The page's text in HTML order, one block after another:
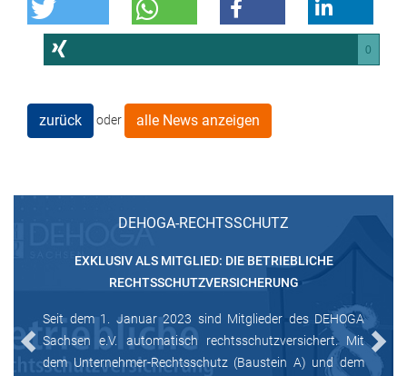
0
zurück oder alle News anzeigen
DEHOGA-RECHTSSCHUTZ
EXKLUSIV ALS MITGLIED: DIE BETRIEBLICHE
RECHTSSCHUTZVERSICHERUNG
Seit dem 1. Januar 2023 sind Mitglieder des DEHOGA
Sachsen e.V. automatisch rechtsschutzversichert. Mit
dem Unternehmer-Rechtsschutz (Baustein A) und dem
Previous Next